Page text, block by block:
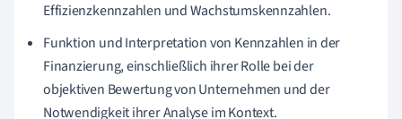
Effizienzkennzahlen und Wachstumskennzahlen.
Funktion und Interpretation von Kennzahlen in der
Finanzierung, einschließlich ihrer Rolle bei der
objektiven Bewertung von Unternehmen und der
Notwendigkeit ihrer Analyse im Kontext.